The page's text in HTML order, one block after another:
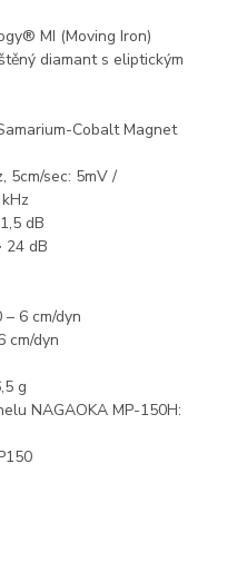
MI (Moving Iron)
diamant s eliptickým
Cobalt Magnet
5cm/sec: 5mV /
dB
24 dB
6 cm/dyn
cm/dyn
g
NAGAOKA MP-150H: